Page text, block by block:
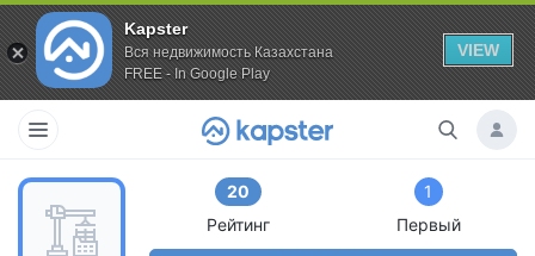
Kapster
Вся недвижимость Казахстана
FREE - In Google Play
VIEW
20
Рейтинг
1
Первый